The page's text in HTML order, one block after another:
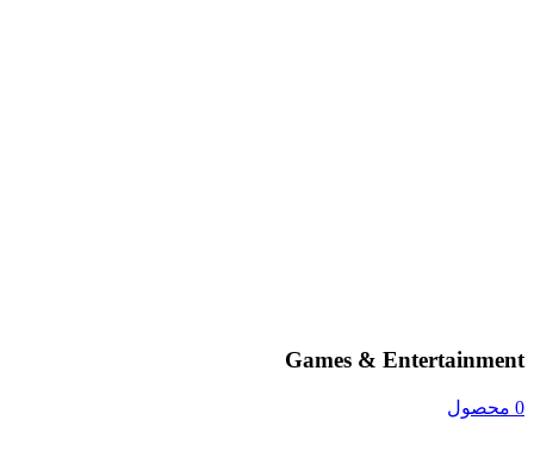
Games & Entertainment
0 محصول